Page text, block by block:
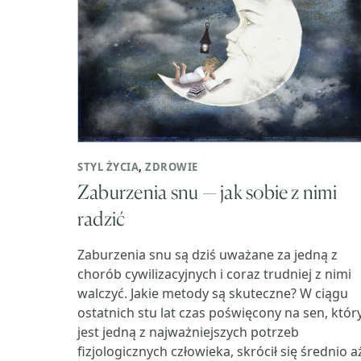
STYL ŻYCIA,ZDROWIE
Zaburzenia snu — jak sobie z nimi
radzić
Zaburzenia snu są dziś uważane za jedną z
chorób cywilizacyjnych i coraz trudniej z nimi
walczyć. Jakie metody są skuteczne? W ciągu
ostatnich stu lat czas poświęcony na sen,
jest jedną z najważniejszych potrzeb
fizjologicznych człowieka, skrócił się średnio